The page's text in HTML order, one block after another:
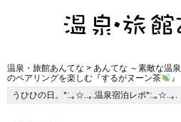
温泉・旅館あんてな > あんてな ～素敵な温
のペアリングを楽しむ『するがヌーン茶
うひひの日。*:.｡☆..｡.温泉宿泊レポ*:.｡☆..｡.